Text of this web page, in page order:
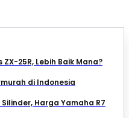
25R, Lebih Baik Mana?
di Indonesia
Harga Yamaha R7